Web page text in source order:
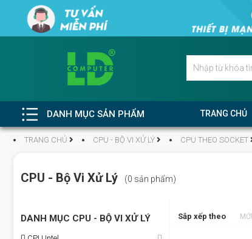
DANH MỤC SẢN PHẨM TRANG CHỦ
TRANG CHỦ CPU - BỘ VI XỬ LÝ CPU THEO SOCKET
CPU - Bộ Vi Xử Lý (0 sản phẩm)
DANH MỤC CPU - BỘ VI XỬ LÝ Sắp xếp theo